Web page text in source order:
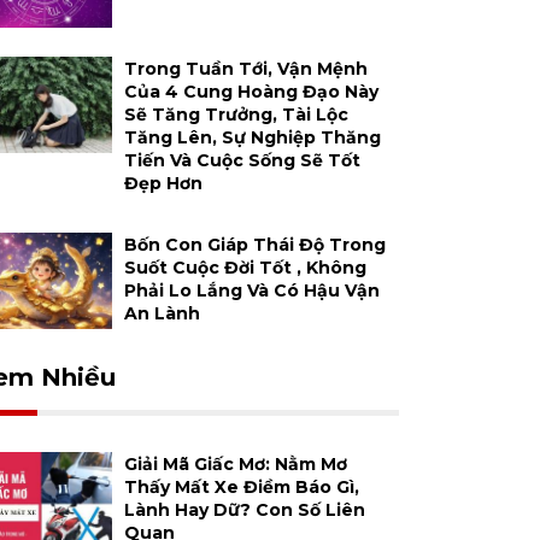
Trong Tuần Tới, Vận Mệnh
Của 4 Cung Hoàng Đạo Này
Sẽ Tăng Trưởng, Tài Lộc
Tăng Lên, Sự Nghiệp Thăng
Tiến Và Cuộc Sống Sẽ Tốt
Đẹp Hơn
Bốn Con Giáp Thái Độ Trong
Suốt Cuộc Đời Tốt , Không
Phải Lo Lắng Và Có Hậu Vận
An Lành
Nhiều
Giải Mã Giấc Mơ: Nằm Mơ
Thấy Mất Xe Điềm Báo Gì,
Lành Hay Dữ? Con Số Liên
Quan